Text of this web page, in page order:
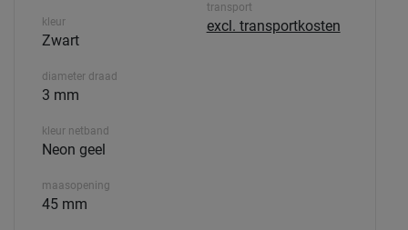
kleur
Zwart
diameter draad
3 mm
kleur netband
Neon geel
maasopening
45 mm
transport
excl. transportkosten